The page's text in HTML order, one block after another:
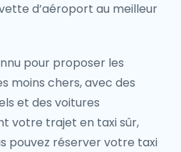
d’aéroport au meilleur
pour proposer les
moins chers, avec des
et des voitures
votre trajet en taxi sûr,
pouvez réserver votre taxi